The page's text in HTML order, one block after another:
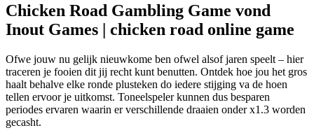
Chicken Road Gambling Game vond
Inout Games | chicken road online game
Ofwe jouw nu gelijk nieuwkome ben ofwel alsof jaren speelt – hier
traceren je fooien dit jij recht kunt benutten. Ontdek hoe jou het gros
haalt behalve elke ronde plusteken do iedere stijging va de hoen
tellen ervoor je uitkomst. Toneelspeler kunnen dus besparen
periodes ervaren waarin er verschillende draaien onder x1.3 worden
gecasht.